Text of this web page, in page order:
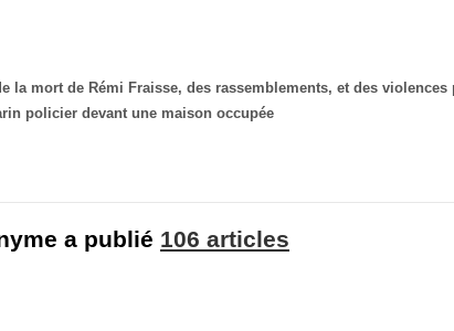
la mort de Rémi Fraisse, des rassemblements, et des violences
policier devant une maison occupée
a publié 106 articles